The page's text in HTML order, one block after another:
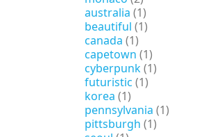
australia (1)
beautiful (1)
canada (1)
capetown (1)
cyberpunk(1)
futuristic (1)
korea (1)
pennsylvania (1)
pittsburgh (1)